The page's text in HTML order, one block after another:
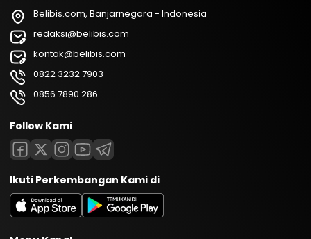
Belibis.com, Banjarnegara - Indonesia
redaksi@belibis.com
kontak@belibis.com
0822 3232 7903
0856 7890 286
Follow Kami
Ikuti Perkembangan Kami di